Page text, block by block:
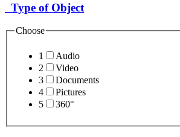
Type of Object
Choose
1
Audio
2
Video
3
Documents
4
Pictures
5
360°